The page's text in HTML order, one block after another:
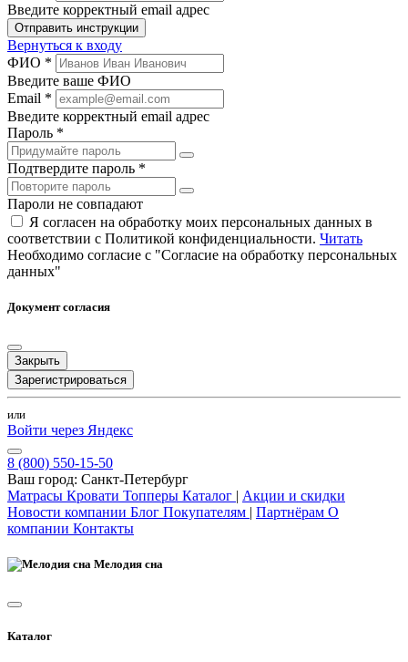
Введите корректный email адрес
Отправить инструкции
Вернуться к входу
ФИО *
Введите ваше ФИО
Email *
Введите корректный email адрес
Пароль *
Подтвердите пароль *
Пароли не совпадают
Я согласен на обработку моих персональных данных в
соответствии с Политикой конфиденциальности. Читать
Необходимо согласие с "Согласие на обработку персональных
данных"
Документ согласия
Закрыть
Зарегистрироваться
или
Войти через Яндекс
8 (800) 550-15-50
Ваш город: Санкт-Петербург
Матрасы Кровати Топперы Каталог | Акции и скидки
Новости компании Блог Покупателям | Партнёрам О
компании Контакты
Мелодия сна
Каталог